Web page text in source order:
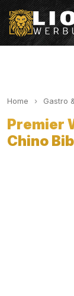
Home Gastro
Premier
Chino